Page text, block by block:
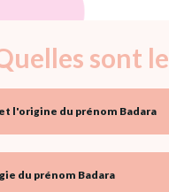
sont
l'origine du prénom Badara
du prénom Badara